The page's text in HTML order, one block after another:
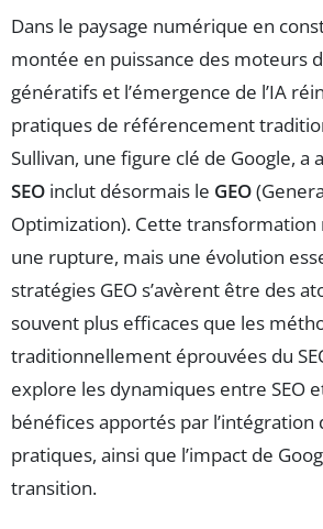
Dans le paysage numérique en
montée en puissance des moteurs
génératifs et l’émergence de l’IA
pratiques de référencement
Sullivan, une figure clé de Google, a
SEO inclut désormais le GEO
Optimization). Cette transformation
une rupture, mais une évolution
stratégies GEO s’avèrent être des
souvent plus efficaces que les
traditionnellement éprouvées du
explore les dynamiques entre SEO
bénéfices apportés par l’intégration
pratiques, ainsi que l’impact de
transition.